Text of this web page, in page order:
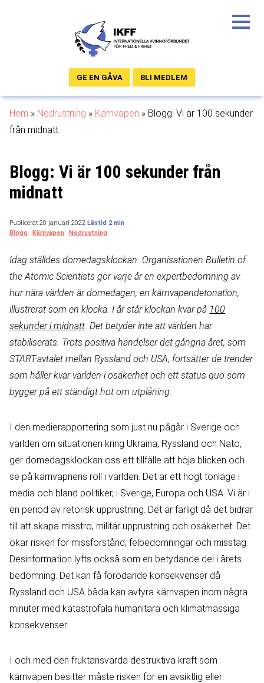
BLI MEDLEM
GE EN GÅVA
Hem » Nedrustning » Kärnvapen » Blogg: Vi är 100 sekunder
från midnatt
Blogg: Vi är 100 sekunder från
midnatt
Publicerat 20 januari 2022
Blogg
Kärnvapen Nedrustning
Idag ställdes domedagsklockan. Organisationen Bulletin of
the Atomic Scientists gör varje år en expertbedömning av
hur nära världen är domedagen, en kärnvapendetonation,
illustrerat som en klocka. I år står klockan kvar på 100
sekunder i midnatt . Det betyder inte att världen har
stabiliserats. Trots positiva händelser det gångna året, som
START-avtalet mellan Ryssland och USA, fortsätter de trender
som håller kvar världen i osäkerhet och ett status quo som
bygger på ett ständigt hot om utplåning.
I den medierapportering som just nu pågår i Sverige och
världen om situationen kring Ukraina, Ryssland och Nato,
ger domedagsklockan oss ett tillfälle att höja blicken och
se på kärnvapnens roll i världen. Det är ett högt tonläge i
media och bland politiker, i Sverige, Europa och USA. Vi är i
en period av retorisk upprustning. Det är farligt då det bidrar
till att skapa misstro, militär upprustning och osäkerhet. Det
ökar risken för missförstånd, felbedömningar och misstag.
Desinformation lyfts också som en betydande del i årets
bedömning. Det kan få förödande konsekvenser då
Ryssland och USA båda kan avfyra kärnvapen inom några
minuter med katastrofala humanitära och klimatmässiga
konsekvenser.
I och med den fruktansvärda destruktiva kraft som
kärnvapen besitter måste risken för en avsiktlig eller